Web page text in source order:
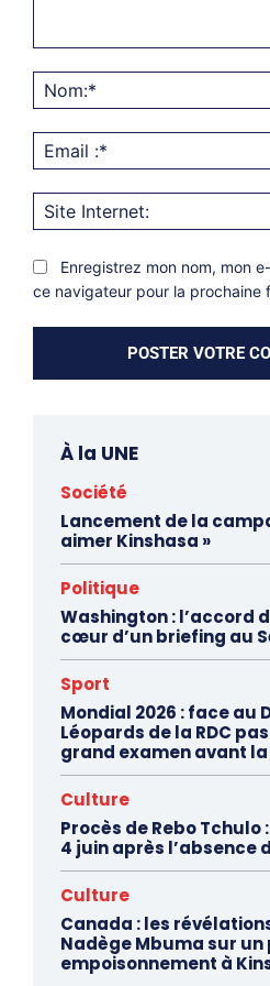
Enregistrez mon nom, mon
ce navigateur pour la prochaine
À la UNE
Société
Lancement de la
aimer Kinshasa »
Politique
Washington : l’accord
cœur d’un briefing au
Sport
Mondial 2026 : face au
Léopards de la RDC
grand examen avant
Culture
Procès de Rebo
4 juin après l’absence
Culture
Canada : les
Nadège Mbuma sur un
empoisonnement à